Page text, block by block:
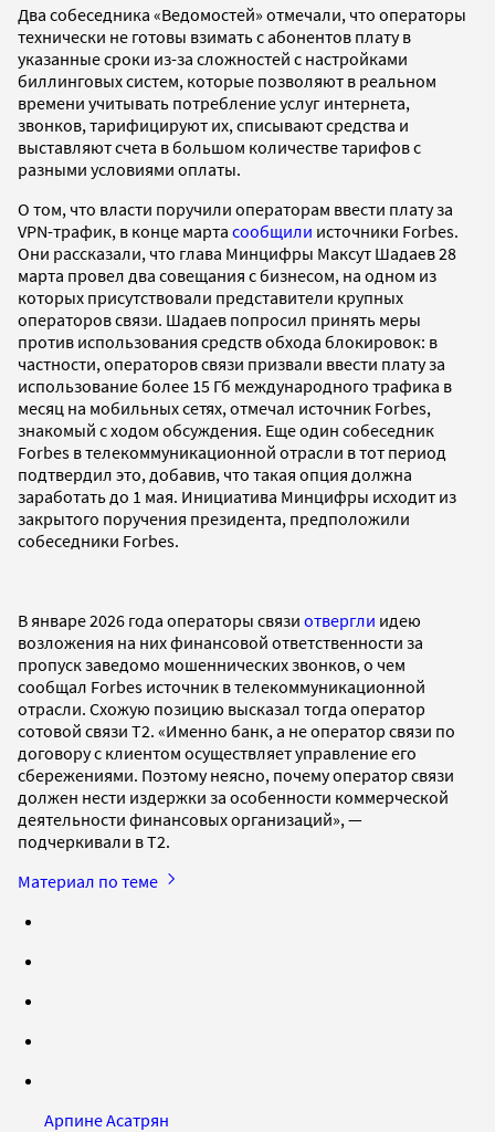
Два собеседника «Ведомостей» отмечали, что операторы
технически не готовы взимать с абонентов плату в
указанные сроки из-за сложностей с настройками
биллинговых систем, которые позволяют в реальном
времени учитывать потребление услуг интернета,
звонков, тарифицируют их, списывают средства и
выставляют счета в большом количестве тарифов с
разными условиями оплаты.
О том, что власти поручили операторам ввести плату за
VPN-трафик, в конце марта сообщили источники Forbes.
Они рассказали, что глава Минцифры Максут Шадаев 28
марта провел два совещания с бизнесом, на одном из
которых присутствовали представители крупных
операторов связи. Шадаев попросил принять меры
против использования средств обхода блокировок: в
частности, операторов связи призвали ввести плату за
использование более 15 Гб международного трафика в
месяц на мобильных сетях, отмечал источник Forbes,
знакомый с ходом обсуждения. Еще один собеседник
Forbes в телекоммуникационной отрасли в тот период
подтвердил это, добавив, что такая опция должна
заработать до 1 мая. Инициатива Минцифры исходит из
закрытого поручения президента, предположили
собеседники Forbes.
В январе 2026 года операторы связи отвергли идею
возложения на них финансовой ответственности за
пропуск заведомо мошеннических звонков, о чем
сообщал Forbes источник в телекоммуникационной
отрасли. Схожую позицию высказал тогда оператор
сотовой связи T2. «Именно банк, а не оператор связи по
договору с клиентом осуществляет управление его
сбережениями. Поэтому неясно, почему оператор связи
должен нести издержки за особенности коммерческой
деятельности финансовых организаций», —
подчеркивали в Т2.
Материал по теме
Арпине Асатрян